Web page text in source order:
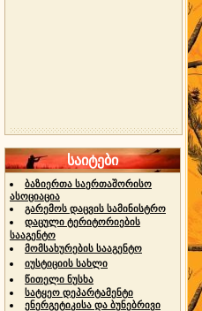
საიტები
ბაზიერთა საერთაშორისო
ასოციაცია
გარემოს დაცვის სამინისტრო
დაცული ტერიტორიების
სააგენტო
მომსახურების სააგენტო
იუსტიციის სახლი
წითელი ნუსხა
სატყეო დეპარტამენტი
ენერგეტიკისა და ბუნებრივი